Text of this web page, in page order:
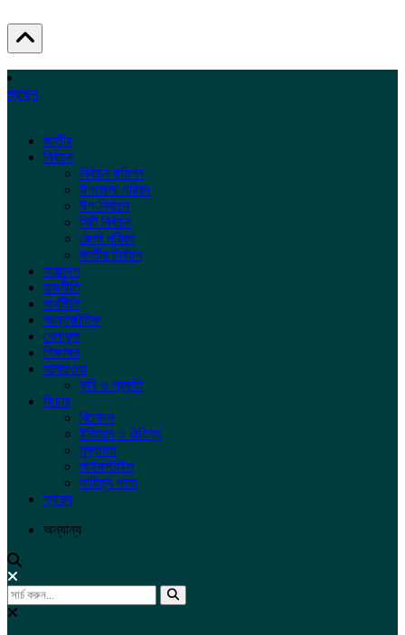
প্রচ্ছদ
জাতীয়
নির্বাচন
নির্বাচন কমিশন
উপজেলা পরিষদ
উপ-নির্বাচন
সিটি নির্বাচন
জেলা পরিষদ
জাতীয় নির্বাচন
সারাদেশ
রাজনীতি
অর্থনীতি
আন্তর্জাতিক
খেলাধুলা
শিক্ষাঙ্গন
আবহাওয়া
কৃষি ও প্রকৃতি
ফিচার
বিনোদন
ইতিহাস ও ঐতিহ্য
মুক্তমত
লাইফস্টাইল
সাহিত্য পাতা
স্বাস্থ্য
অন্যান্য